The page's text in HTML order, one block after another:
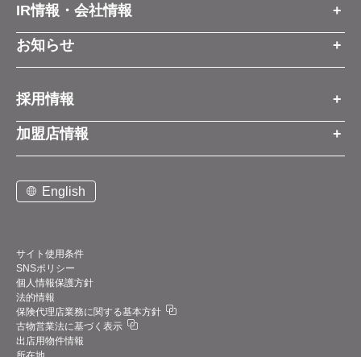
IR情報・会社情報
IR情報トップ
会社情報
お知らせ
経営方針
事業展開
中期経営計画
デジタルトランスフォーメーション（DX）
業績・財務情報
四半期データ
お知らせ
プレスリリース
コーポレートブログ
お問い合わせ
採用情報
採用情報トップ
新卒営業職
中途営業職
新卒・中途アフターサービス職
アルバイト
加盟店情報
ご契約までの流れと費用
仕組みメリット
加盟店紹介
お問い合わせ
サポート体制
English
サイト使用条件
SNSポリシー
個人情報保護方針
法的情報
保険代理店業務に関する基本方針
古物営業法に基づく表示
出店用物件情報